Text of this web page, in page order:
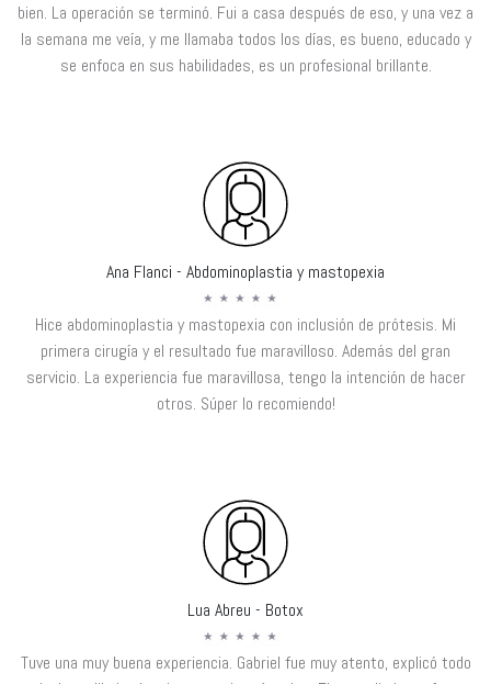
bien. La operación se terminó. Fui a casa después de eso, y una vez a
la semana me veía, y me llamaba todos los días, es bueno, educado y
se enfoca en sus habilidades, es un profesional brillante.
Ana Flanci - Abdominoplastia y mastopexia
Hice abdominoplastia y mastopexia con inclusión de prótesis. Mi
primera cirugía y el resultado fue maravilloso. Además del gran
servicio. La experiencia fue maravillosa, tengo la intención de hacer
otros. Súper lo recomiendo!
Lua Abreu - Botox
Tuve una muy buena experiencia. Gabriel fue muy atento, explicó todo